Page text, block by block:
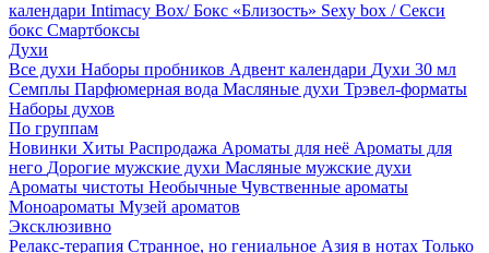
календари Intimacy Box/ Бокс «Близость» Sexy box / Секси
бокс Смартбоксы
Духи
Все духи Наборы пробников Адвент календари Духи 30 мл
Семплы Парфюмерная вода Масляные духи Трэвел-форматы
Наборы духов
По группам
Новинки Хиты Распродажа Ароматы для неё Ароматы для
него Дорогие мужские духи Масляные мужские духи
Ароматы чистоты Необычные Чувственные ароматы
Моноароматы Музей ароматов
Эксклюзивно
Релакс-терапия Странное, но гениальное Азия в нотах Только